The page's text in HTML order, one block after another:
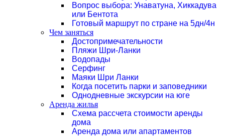
Вопрос выбора: Унаватуна, Хиккадува
или Бентота
Готовый маршрут по стране на 5дн/4н
Чем заняться
Достопримечательности
Пляжи Шри-Ланки
Водопады
Серфинг
Маяки Шри Ланки
Когда посетить парки и заповедники
Однодневные экскурсии на юге
Аренда жилья
Схема рассчета стоимости аренды
дома
Аренда дома или апартаментов